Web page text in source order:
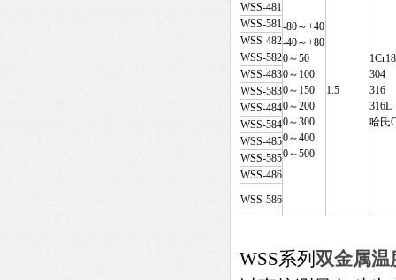
-80～+40
-40～+80
0～50
0～100
0～150
0～200
0～300
0～400
0～500
1.5
304
316
316L
哈氏
WSS-481
WSS-581
WSS-482
WSS-582
WSS-483
WSS-583
WSS-484
WSS-584
WSS-485
WSS-585
WSS-486
WSS-586
WSS系列 双金属温